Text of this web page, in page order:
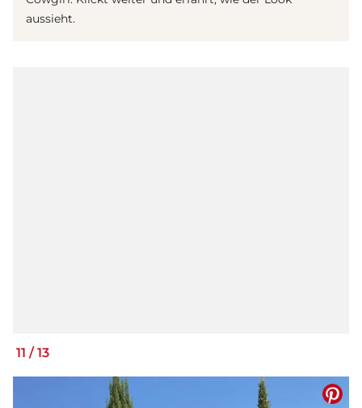
aussieht.
11 /13